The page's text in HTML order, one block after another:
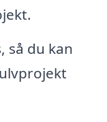
så du kan